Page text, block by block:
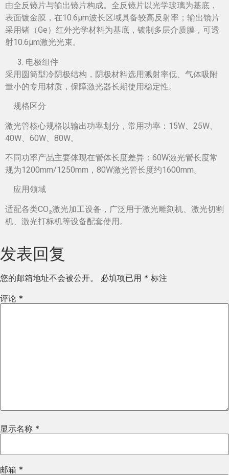
由全反镜片与输出镜片构成。全反镜片以光学玻璃为基底，
表面镀金膜，在10.6μm波长区域具备较高反射率；输出镜片
采用锗（Ge）红外光学材料为基底，镀制多层介质膜，可透
射10.6μm激光光束。
电极组件
采用圆筒型冷阴极结构，阴极材料选用溅射率低、气体吸附
量小的专用材质，保障激光器长期使用稳定性。
规格区分
激光管核心规格以输出功率划分，常用功率：15W、25W、
40W、60W、80W。
不同功率产品主要体现在管体长度差异：60W激光管长度常
规为1200mm/1250mm，80W激光管长度约1600mm。
应用领域
适配各类CO₂激光加工设备，广泛用于激光雕刻机、激光切割
机、激光打标机等设备配套使用。
发表回复
您的邮箱地址不会被公开。 必填项已用 * 标注
评论 *
显示名称 *
邮箱 *